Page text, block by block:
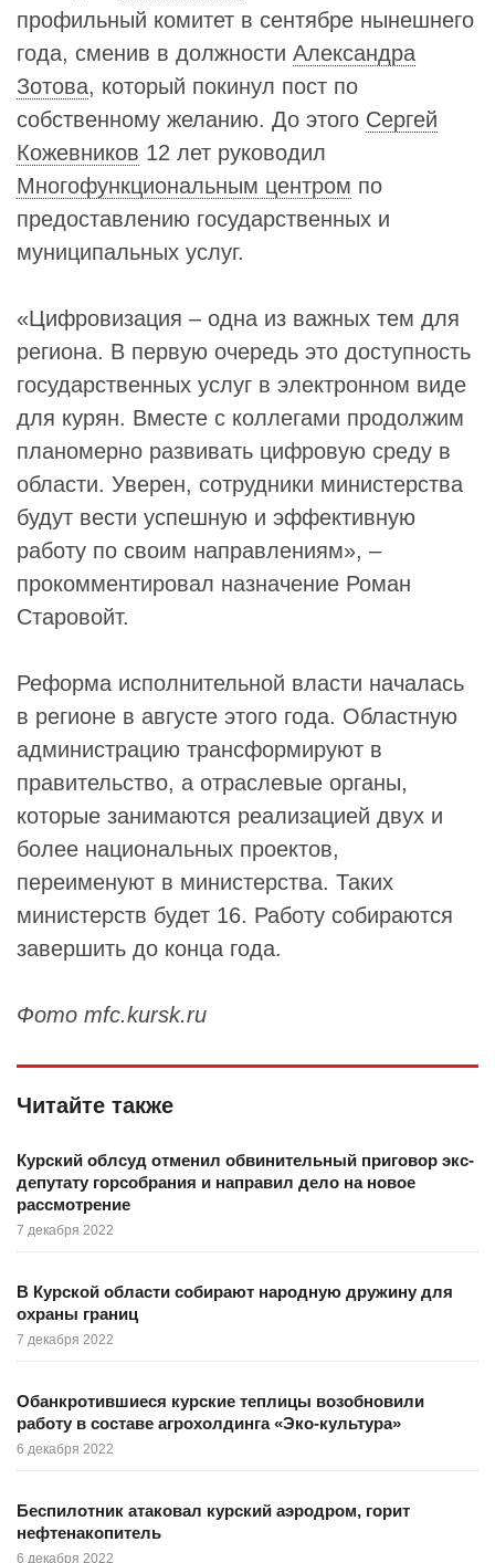
профильный комитет в сентябре нынешнего
года, сменив в должности Александра
Зотова, который покинул пост по
собственному желанию. До этого Сергей
Кожевников 12 лет руководил
Многофункциональным центром по
предоставлению государственных и
муниципальных услуг.
«Цифровизация – одна из важных тем для
региона. В первую очередь это доступность
государственных услуг в электронном виде
для курян. Вместе с коллегами продолжим
планомерно развивать цифровую среду в
области. Уверен, сотрудники министерства
будут вести успешную и эффективную
работу по своим направлениям», –
прокомментировал назначение Роман
Старовойт.
Реформа исполнительной власти началась
в регионе в августе этого года. Областную
администрацию трансформируют в
правительство, а отраслевые органы,
которые занимаются реализацией двух и
более национальных проектов,
переименуют в министерства. Таких
министерств будет 16. Работу собираются
завершить до конца года.
Фото mfc.kursk.ru
Читайте также
Курский облсуд отменил обвинительный приговор экс-
депутату горсобрания и направил дело на новое
рассмотрение
7 декабря 2022
В Курской области собирают народную дружину для
охраны границ
7 декабря 2022
Обанкротившиеся курские теплицы возобновили
работу в составе агрохолдинга «Эко-культура»
6 декабря 2022
Беспилотник атаковал курский аэродром, горит
нефтенакопитель
6 декабря 2022